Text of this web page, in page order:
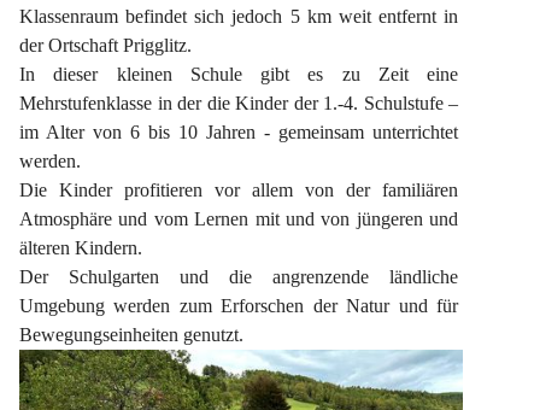
Klassenraum befindet sich jedoch 5 km weit entfernt in
der Ortschaft Prigglitz.
In dieser kleinen Schule gibt es zu Zeit eine
Mehrstufenklasse in der die Kinder der 1.-4. Schulstufe –
im Alter von 6 bis 10 Jahren - gemeinsam unterrichtet
werden.
Die Kinder profitieren vor allem von der familiären
Atmosphäre und vom Lernen mit und von jüngeren und
älteren Kindern.
Der Schulgarten und die angrenzende ländliche
Umgebung werden zum Erforschen der Natur und für
Bewegungseinheiten genutzt.